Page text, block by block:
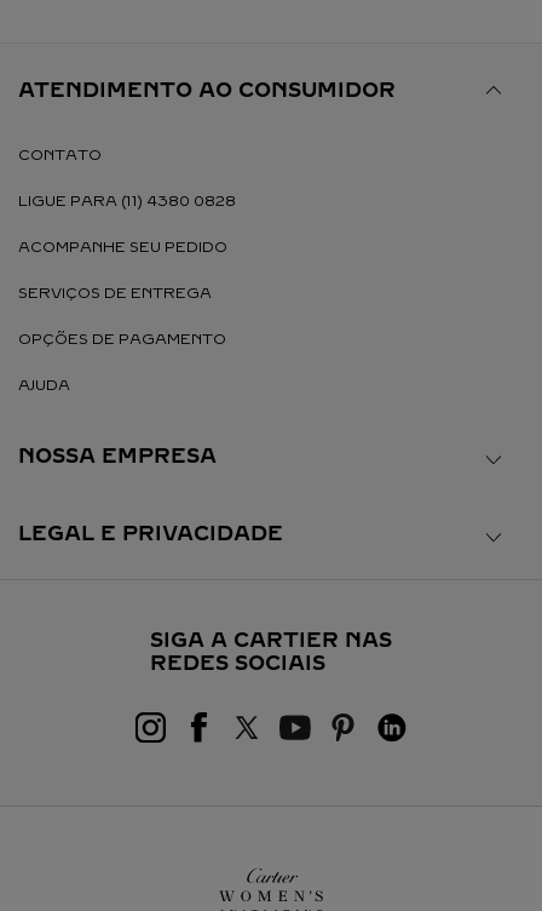
ATENDIMENTO AO CONSUMIDOR
CONTATO
LIGUE PARA (11) 4380 0828
ACOMPANHE SEU PEDIDO
SERVIÇOS DE ENTREGA
OPÇÕES DE PAGAMENTO
AJUDA
NOSSA EMPRESA
LEGAL E PRIVACIDADE
SIGA A CARTIER NAS
REDES SOCIAIS